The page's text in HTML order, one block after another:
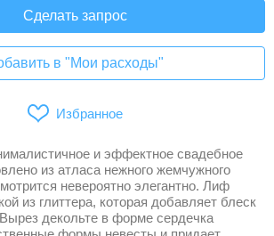
Сделать запрос
в "Мои расходы"
Избранное
и эффектное свадебное
из атласа нежного жемчужного
невероятно элегантно. Лиф
из глиттера, которая добавляет блеск
декольте в форме сердечка